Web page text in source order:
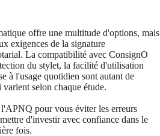
offre une multitude d'options, mais
exigences de la signature
La compatibilité avec ConsignO
du stylet, la facilité d'utilisation
à l'usage quotidien sont autant de
selon chaque étude.
pour vous éviter les erreurs
d'investir avec confiance dans le
fois.